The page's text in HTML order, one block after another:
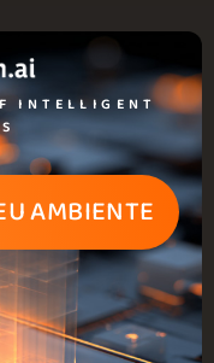
INTELLIGENT
AMBIENTE